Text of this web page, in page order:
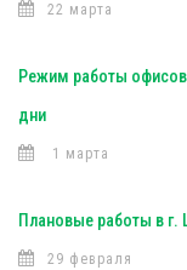
22 марта
Режим работы офисов
дни
1 марта
Плановые работы в г.
29 февраля